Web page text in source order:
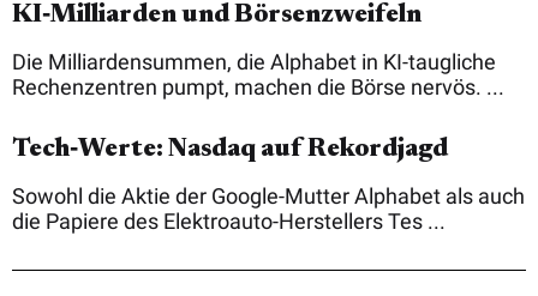
KI‑Milliarden und Börsenzweifeln
Die Milliardensummen, die Alphabet in KI-taugliche
Rechenzentren pumpt, machen die Börse nervös. ...
Tech‑Werte: Nasdaq auf Rekordjagd
Sowohl die Aktie der Google-Mutter Alphabet als auch
die Papiere des Elektroauto-Herstellers Tes ...